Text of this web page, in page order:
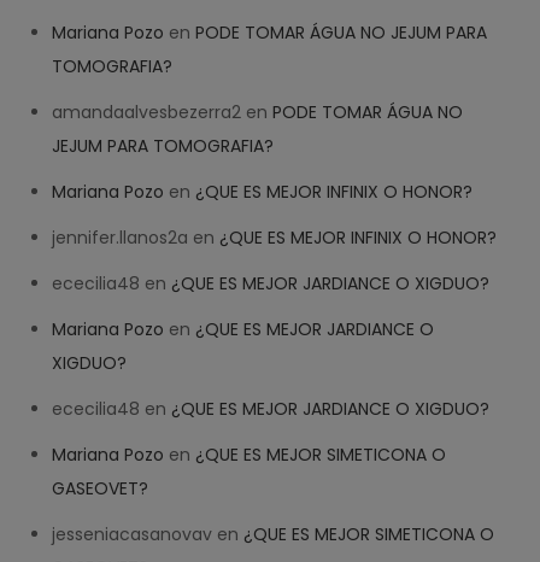
Mariana Pozo enPODE TOMAR ÁGUA NO JEJUM PARA
TOMOGRAFIA?
amandaalvesbezerra2 enPODE TOMAR ÁGUA NO
JEJUM PARA TOMOGRAFIA?
Mariana Pozo en ¿QUE ES MEJOR INFINIX O HONOR?
jennifer.llanos2a en ¿QUE ES MEJOR INFINIX O HONOR?
ececilia48 en ¿QUE ES MEJOR JARDIANCE O XIGDUO?
Mariana Pozo en ¿QUE ES MEJOR JARDIANCE O
XIGDUO?
ececilia48 en ¿QUE ES MEJOR JARDIANCE O XIGDUO?
Mariana Pozo en ¿QUE ES MEJOR SIMETICONA O
GASEOVET?
jesseniacasanovav en ¿QUE ES MEJOR SIMETICONA O